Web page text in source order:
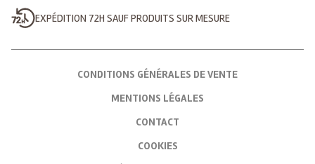
EXPÉDITION 72H SAUF PRODUITS SUR MESURE
CONDITIONS GÉNÉRALES DE VENTE
MENTIONS LÉGALES
CONTACT
COOKIES